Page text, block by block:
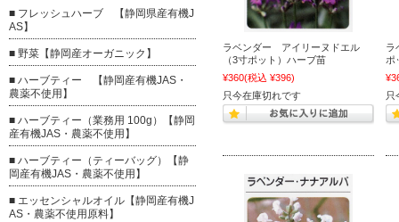
ラベンダー アイリーヌドエル
（3寸ポット）ハーブ苗
¥360(税込 ¥396)
只今在庫切れです
ラ
ポ
只
■ フレッシュハーブ 【静岡県産有機J
AS】
■ 野菜【静岡産オーガニック】
■ ハーブティー 【静岡産有機JAS・
農薬不使用】
■ ハーブティー（業務用 100g）【静岡
産有機JAS・農薬不使用】
■ ハーブティー（ティーバッグ）【静
岡産有機JAS・農薬不使用】
■ エッセンシャルオイル【静岡産有機J
AS・農薬不使用原料】